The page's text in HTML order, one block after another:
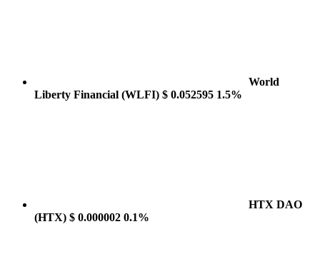
World
Liberty Financial (WLFI) $ 0.052595 1.5%
HTX DAO
(HTX) $ 0.000002 0.1%